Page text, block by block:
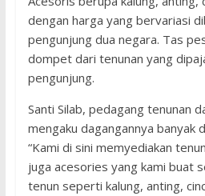
dengan harga yang bervariasi
pengunjung dua negara. Tas
dompet dari tenunan yang
pengunjung.
Santi Silab, pedagang tenunan
mengaku dagangannya banyak
“Kami di sini memyediakan
juga acesories yang kami buat
tenun seperti kalung, anting,